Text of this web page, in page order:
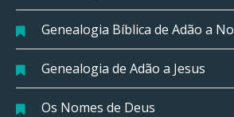
Genealogia Bíblica de Adão a
Genealogia de Adão a Jesus
Os Nomes de Deus